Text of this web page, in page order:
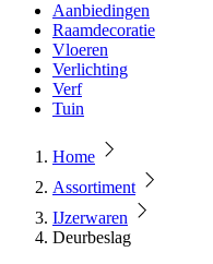
Aanbiedingen
Raamdecoratie
Vloeren
Verlichting
Verf
Tuin
Home
Assortiment
IJzerwaren
Deurbeslag